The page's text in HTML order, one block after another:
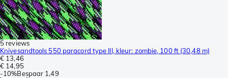
5 reviews
Knivesandtools 550 paracord type III, kleur: zombie, 100 ft (30,48 m)
€ 13,46
€ 14,95
-10%Bespaar 1,49